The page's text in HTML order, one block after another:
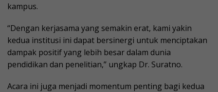
kampus.
“Dengan kerjasama yang semakin erat, kami yakin
kedua institusi ini dapat bersinergi untuk menciptakan
dampak positif yang lebih besar dalam dunia
pendidikan dan penelitian,” ungkap Dr. Suratno.
Acara ini juga menjadi momentum penting bagi kedua